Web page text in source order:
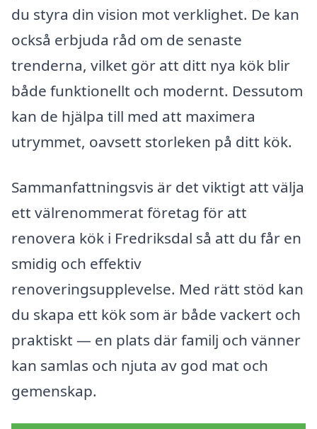
du styra din vision mot verklighet. De kan
också erbjuda råd om de senaste
trenderna, vilket gör att ditt nya kök blir
både funktionellt och modernt. Dessutom
kan de hjälpa till med att maximera
utrymmet, oavsett storleken på ditt kök.
Sammanfattningsvis är det viktigt att välja
ett välrenommerat företag för att
renovera kök i Fredriksdal så att du får en
smidig och effektiv
renoveringsupplevelse. Med rätt stöd kan
du skapa ett kök som är både vackert och
praktiskt — en plats där familj och vänner
kan samlas och njuta av god mat och
gemenskap.